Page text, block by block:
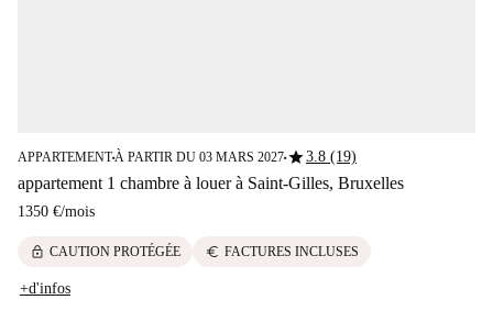
APPARTEMENT■À PARTIR DU 03 MARS 2027■star3.8 (19)
appartement 1 chambre à louer à Saint-Gilles, Bruxelles
1350 €/mois
lock CAUTION PROTÉGÉE euro FACTURES INCLUSES
+d'infos